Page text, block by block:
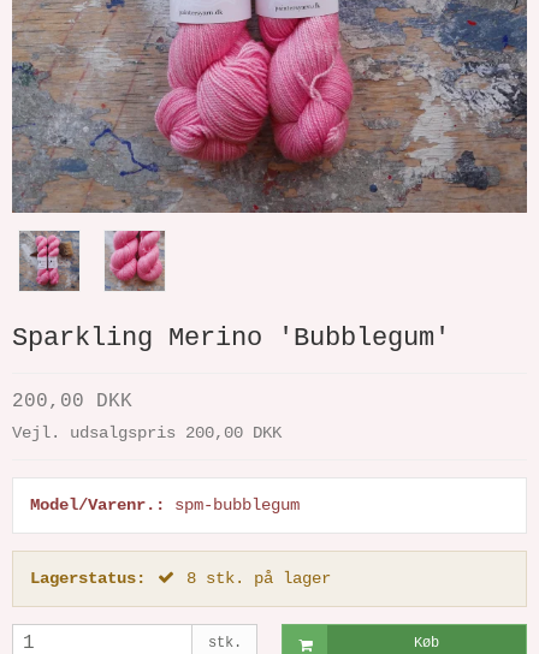
Sparkling Merino 'Bubblegum'
200,00 DKK
Vejl. udsalgspris 200,00 DKK
Model/Varenr.: spm-bubblegum
Lagerstatus: 8 stk. på lager
stk. Køb